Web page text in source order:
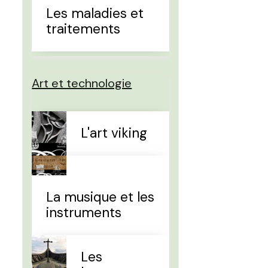
Les maladies et
traitements
Art et technologie
L'art viking
La musique et les
instruments
Les